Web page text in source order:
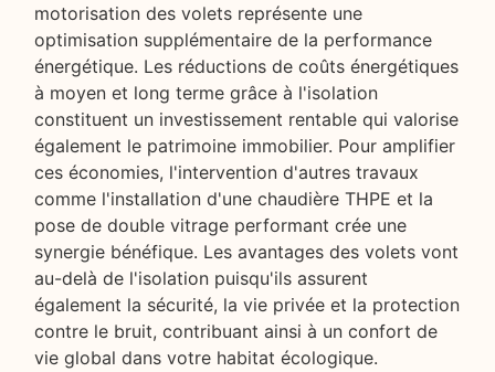
motorisation des volets représente une
optimisation supplémentaire de la performance
énergétique. Les réductions de coûts énergétiques
à moyen et long terme grâce à l'isolation
constituent un investissement rentable qui valorise
également le patrimoine immobilier. Pour amplifier
ces économies, l'intervention d'autres travaux
comme l'installation d'une chaudière THPE et la
pose de double vitrage performant crée une
synergie bénéfique. Les avantages des volets vont
au-delà de l'isolation puisqu'ils assurent
également la sécurité, la vie privée et la protection
contre le bruit, contribuant ainsi à un confort de
vie global dans votre habitat écologique.